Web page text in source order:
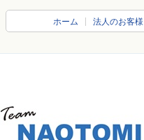
ホーム 法人のお客様